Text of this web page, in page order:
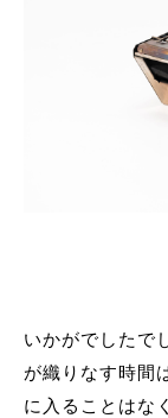
いかがでしたで
が織りなす時間
に入ることはな